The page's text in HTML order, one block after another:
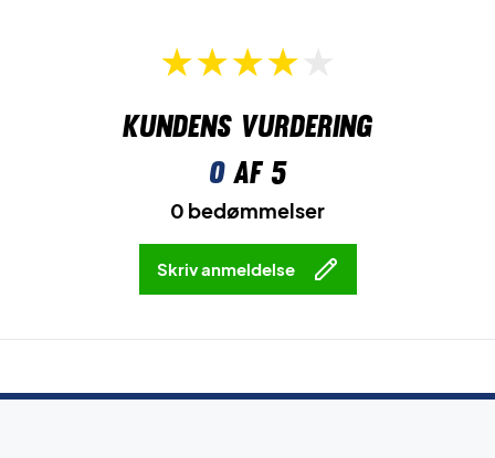
Kundens vurdering
0af 5
0 bedømmelser
Skriv anmeldelse